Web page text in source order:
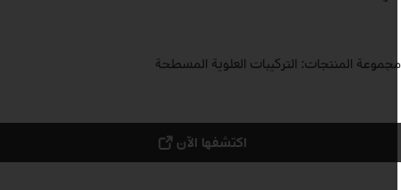
المنتجات: التركيبات العلوية المسطحة
اكتشفها الآن